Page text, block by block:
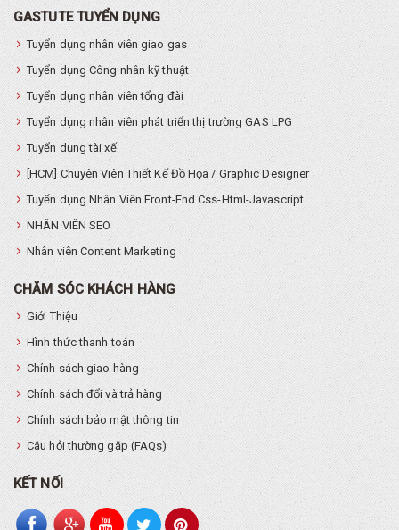
GASTUTE TUYỂN DỤNG
Tuyển dụng nhân viên giao gas
Tuyển dụng Công nhân kỹ thuật
Tuyển dụng nhân viên tổng đài
Tuyển dụng nhân viên phát triển thị trường GAS LPG
Tuyển dụng tài xế
[HCM] Chuyên Viên Thiết Kế Đồ Họa / Graphic Designer
Tuyển dụng Nhân Viên Front-End Css-Html-Javascript
NHÂN VIÊN SEO
Nhân viên Content Marketing
CHĂM SÓC KHÁCH HÀNG
Giới Thiệu
Hình thức thanh toán
Chính sách giao hàng
Chính sách đổi và trả hàng
Chính sách bảo mật thông tin
Câu hỏi thường gặp (FAQs)
KẾT NỐI